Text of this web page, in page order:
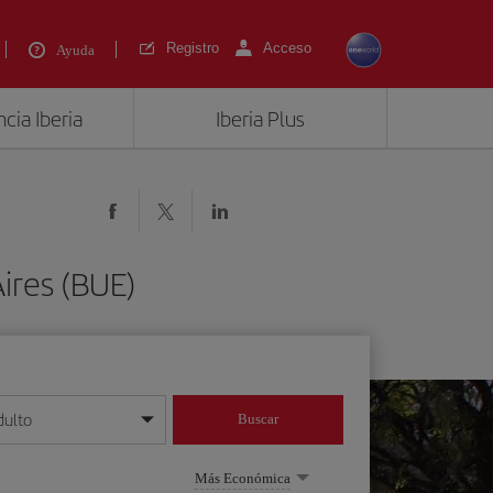
Ayuda Registro Acceso
Iberia Iberia Plus
(BUE)
mes/año
Buscar
Más Económica